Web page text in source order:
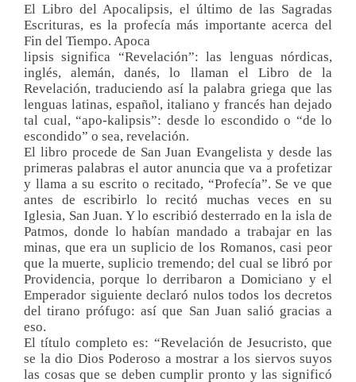
El Libro del Apocalipsis, el último de las Sagradas
Escrituras, es la profecía más importante acerca del
Fin del Tiempo. Apoca
lipsis significa “Revelación”: las lenguas nórdicas,
inglés, alemán, danés, lo llaman el Libro de la
Revelación, traduciendo así la palabra griega que las
lenguas latinas, español, italiano y francés han dejado
tal cual, “apo-kalipsis”: desde lo escondido o “de lo
escondido” o sea, revelación.
El libro procede de San Juan Evangelista y desde las
primeras palabras el autor anuncia que va a profetizar
y llama a su escrito o recitado, “Profecía”. Se ve que
antes de escribirlo lo recitó muchas veces en su
Iglesia, San Juan. Y lo escribió desterrado en la isla de
Patmos, donde lo habían mandado a trabajar en las
minas, que era un suplicio de los Romanos, casi peor
que la muerte, suplicio tremendo; del cual se libró por
Providencia, porque lo derribaron a Domiciano y el
Emperador siguiente declaró nulos todos los decretos
del tirano prófugo: así que San Juan salió gracias a
eso.
El título completo es: “Revelación de Jesucristo, que
se la dio Dios Poderoso a mostrar a los siervos suyos
las cosas que se deben cumplir pronto y las significó